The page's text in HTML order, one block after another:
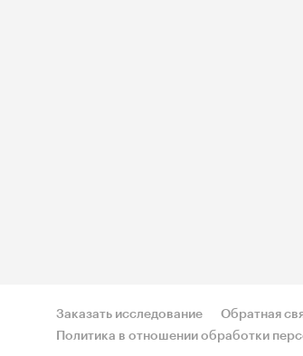
Заказать исследование Обратная
Политика в отношении обработки